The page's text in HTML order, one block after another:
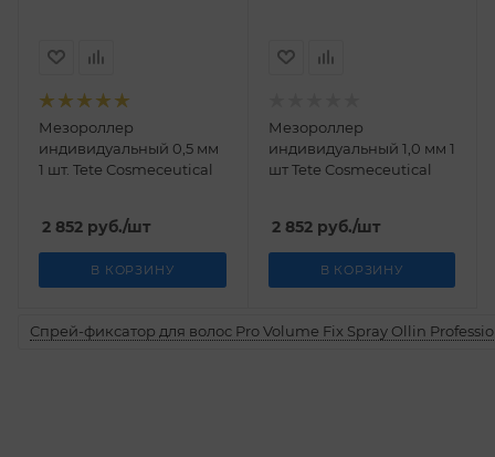
Мезороллер
индивидуальный 0,5 мм
1 шт. Tetе Cosmeceutical
2 852 руб./шт
В КОРЗИНУ
Мезороллер
индивидуальный 1,0 мм 1
шт Tetе Cosmeceutical
2 852руб./шт
В КОРЗИНУ
Спрей-фиксатор для волос Pro Volume Fix Spray Ollin